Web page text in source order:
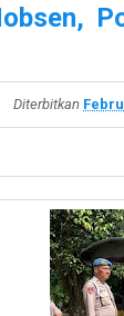
Diterbitkan